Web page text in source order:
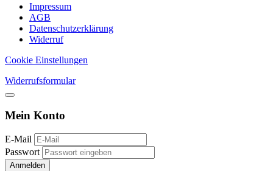
Impressum
AGB
Datenschutzerklärung
Widerruf
Cookie Einstellungen
Widerrufsformular
Mein Konto
E-Mail
Passwort
Anmelden